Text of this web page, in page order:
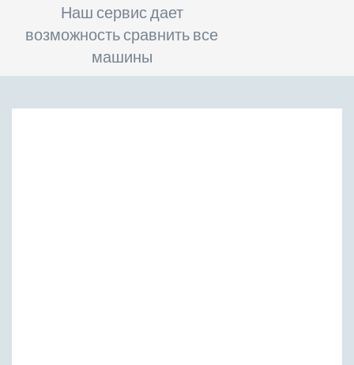
Наш сервис дает
возможность сравнить все
машины